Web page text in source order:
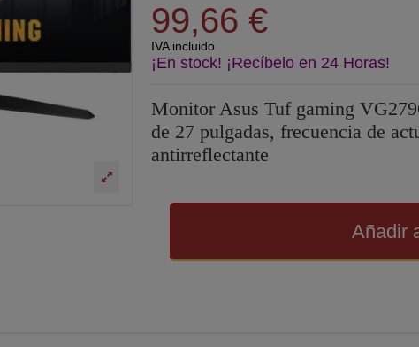
99,66 €
IVA incluido
¡En stock! ¡Recíbelo en 24 Horas!
Monitor Asus Tuf gaming
de 27 pulgadas, frecuencia de
antirreflectante
Añadir